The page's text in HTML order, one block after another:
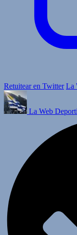
Retuitear en Twitter La
La Web